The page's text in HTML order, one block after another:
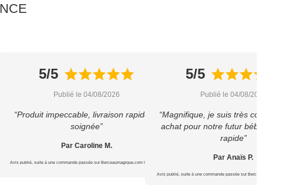
20/07/2026
5/5
Publié le 04/08/2026
“Produit impeccable, livraison rapide et
soignée”
Par Caroline M.
Avis publié, suite à une commande passée sur Berceaumagique.com le 22/07/2026
5/5
Publié le 04/08/2026
“Magnifique, je suis très contente de
achat pour notre futur bébé ?
rapide”
Par Anaïs P.
Avis publié, suite à une commande passée sur Berceaumagique.com le